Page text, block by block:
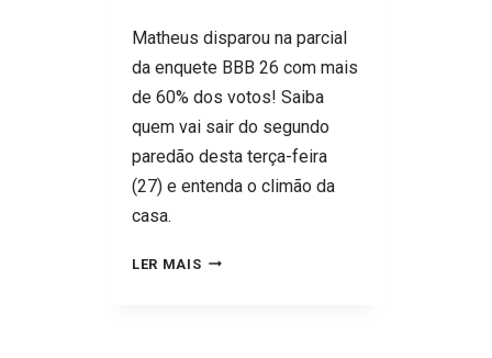
Matheus disparou na parcial
da enquete BBB 26 com mais
de 60% dos votos! Saiba
quem vai sair do segundo
paredão desta terça-feira
(27) e entenda o climão da
casa.
LER MAISBBB